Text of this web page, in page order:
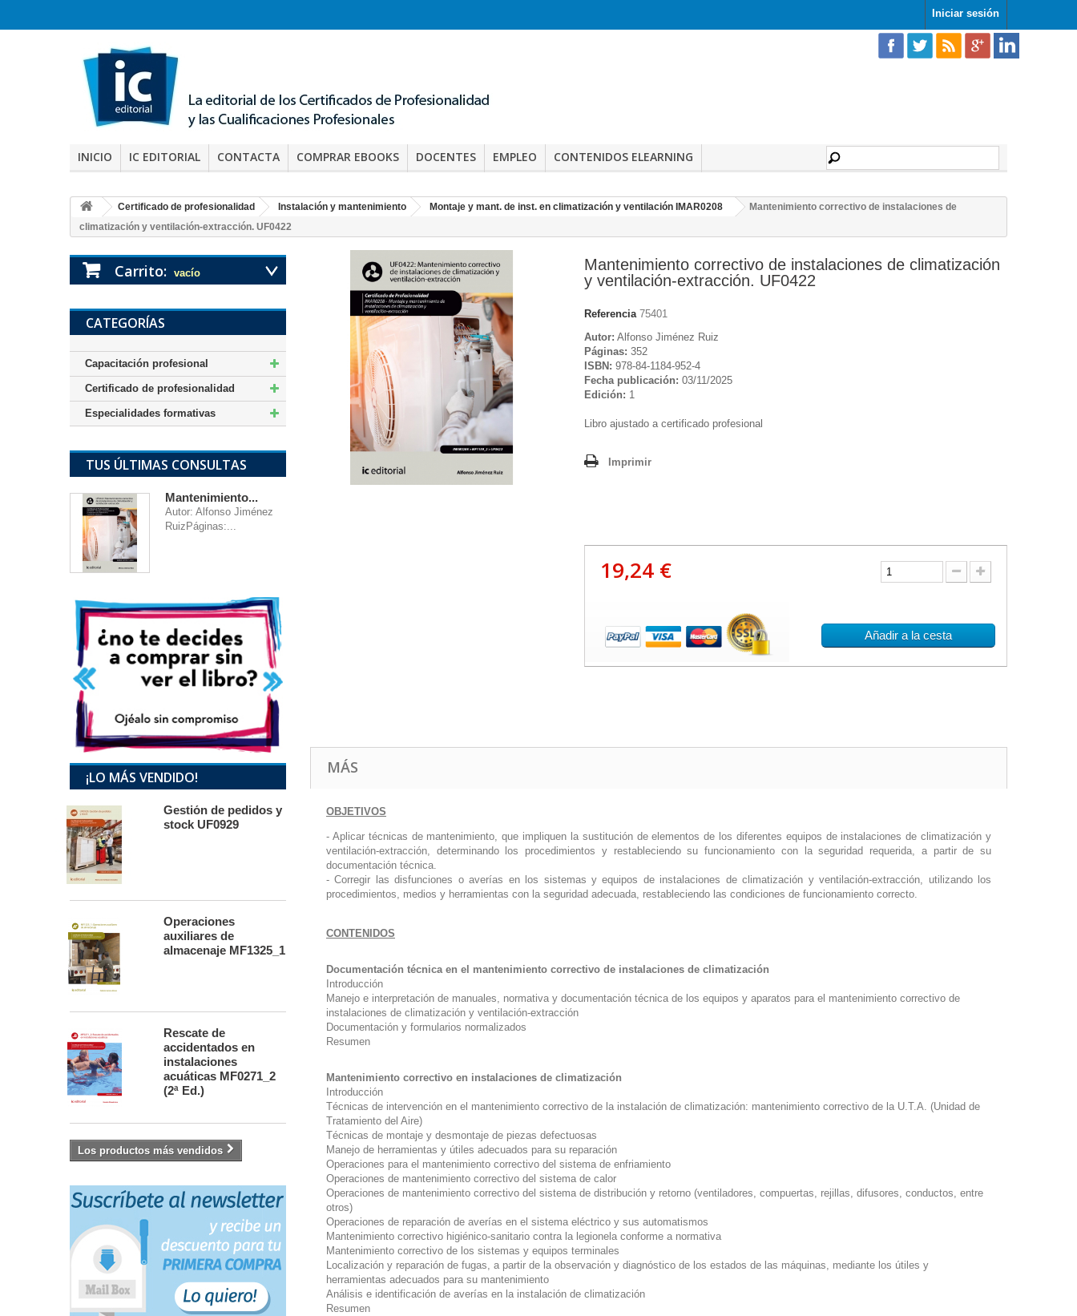
Iniciar sesión
INICIO IC EDITORIAL CONTACTA COMPRAR EBOOKS DOCENTES EMPLEO CONTENIDOS ELEARNING
Certificado de profesionalidad Instalación y mantenimiento Montaje y mant. de inst. en climatización y ventilación IMAR0208
Mantenimiento correctivo de instalaciones de
climatización y ventilación-extracción. UF0422
Carrito: vacío
CATEGORÍAS
Capacitación profesional
Certificado de profesionalidad
Especialidades formativas
TUS ÚLTIMAS CONSULTAS
Mantenimiento...
Autor: Alfonso Jiménez
RuizPáginas:...
¡LO MÁS VENDIDO!
Gestión de pedidos y
stock UF0929
Operaciones
auxiliares de
almacenaje MF1325_1
Rescate de
accidentados en
instalaciones
acuáticas MF0271_2
(2ª Ed.)
Los productos más vendidos
Mantenimiento correctivo de instalaciones de climatización
y ventilación-extracción. UF0422
Referencia 75401
Autor: Alfonso Jiménez Ruiz
Páginas: 352
ISBN: 978-84-1184-952-4
Fecha publicación: 03/11/2025
Edición: 1
Libro ajustado a certificado profesional
Imprimir
19,24 €
Añadir a la cesta
MÁS
OBJETIVOS
- Aplicar técnicas de mantenimiento, que impliquen la sustitución de elementos de los diferentes equipos de instalaciones de climatización y
ventilación-extracción, determinando los procedimientos y restableciendo su funcionamiento con la seguridad requerida, a partir de su
documentación técnica.
- Corregir las disfunciones o averías en los sistemas y equipos de instalaciones de climatización y ventilación-extracción, utilizando los
procedimientos, medios y herramientas con la seguridad adecuada, restableciendo las condiciones de funcionamiento correcto.
CONTENIDOS
Documentación técnica en el mantenimiento correctivo de instalaciones de climatización
Introducción
Manejo e interpretación de manuales, normativa y documentación técnica de los equipos y aparatos para el mantenimiento correctivo de
instalaciones de climatización y ventilación-extracción
Documentación y formularios normalizados
Resumen
Mantenimiento correctivo en instalaciones de climatización
Introducción
Técnicas de intervención en el mantenimiento correctivo de la instalación de climatización: mantenimiento correctivo de la U.T.A. (Unidad de
Tratamiento del Aire)
Técnicas de montaje y desmontaje de piezas defectuosas
Manejo de herramientas y útiles adecuados para su reparación
Operaciones para el mantenimiento correctivo del sistema de enfriamiento
Operaciones de mantenimiento correctivo del sistema de calor
Operaciones de mantenimiento correctivo del sistema de distribución y retorno (ventiladores, compuertas, rejillas, difusores, conductos, entre
otros)
Operaciones de reparación de averías en el sistema eléctrico y sus automatismos
Mantenimiento correctivo higiénico-sanitario contra la legionela conforme a normativa
Mantenimiento correctivo de los sistemas y equipos terminales
Localización y reparación de fugas, a partir de la observación y diagnóstico de los estados de las máquinas, mediante los útiles y
herramientas adecuados para su mantenimiento
Análisis e identificación de averías en la instalación de climatización
Resumen